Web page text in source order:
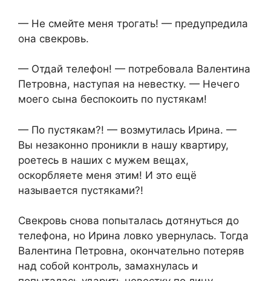
— Не смейте меня трогать! — предупредила
она свекровь.
— Отдай телефон! — потребовала Валентина
Петровна, наступая на невестку. — Нечего
моего сына беспокоить по пустякам!
— По пустякам?! — возмутилась Ирина. —
Вы незаконно проникли в нашу квартиру,
роетесь в наших с мужем вещах,
оскорбляете меня этим! И это ещё
называется пустяками?!
Свекровь снова попыталась дотянуться до
телефона, но Ирина ловко увернулась. Тогда
Валентина Петровна, окончательно потеряв
над собой контроль, замахнулась и